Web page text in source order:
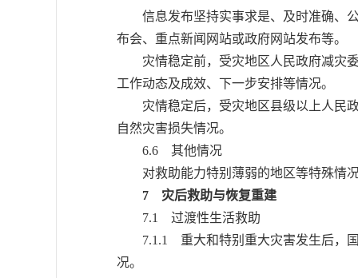
信息发布坚持实事求是、及时准确、公
布会、重点新闻网站或政府网站发布等。
灾情稳定前，受灾地区人民政府减灾委
工作动态及成效、下一步安排等情况。
灾情稳定后，受灾地区县级以上人民政
自然灾害损失情况。
6.6 其他情况
对救助能力特别薄弱的地区等特殊情况
7 灾后救助与恢复重建
7.1 过渡性生活救助
7.1.1 重大和特别重大灾害发生后，国
况。